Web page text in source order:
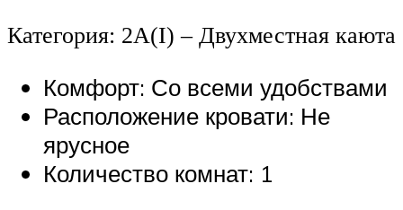
Категория: 2А(I) – Двухместная каюта
Комфорт: Со всеми удобствами
Расположение кровати: Не
ярусное
Количество комнат: 1